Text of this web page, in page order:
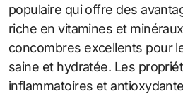
populaire qui offre des
riche en vitamines et
concombres excellents pour
saine et hydratée. Les
inflammatoires et